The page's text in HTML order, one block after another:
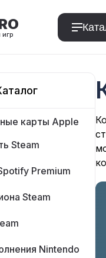
карты Apple
Steam
Premium
Steam
Nintendo